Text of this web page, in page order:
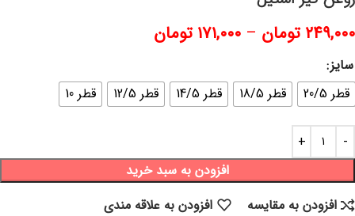
۲۴۹,۰۰۰ تومان – ۱۷۱,۰۰۰ تومان
سایز
قطر 20/5
قطر 18/5 قطر 14/5 قطر 12/5 قطر 10
افزودن به سبد خرید
افزودن به مقایسه
افزودن به علاقه مندی